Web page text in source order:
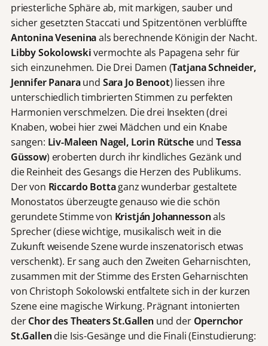
priesterliche Sphäre ab, mit markigen, sauber und
sicher gesetzten Staccati und Spitzentönen verblüffte
Antonina Veseninaals berechnende Königin der Nacht.
Libby Sokolowskivermochte als Papagena sehr für
sich einzunehmen. Die Drei Damen (Tatjana Schneider,
Jennifer Panaraund Sara Jo Benoot) liessen ihre
unterschiedlich timbrierten Stimmen zu perfekten
Harmonien verschmelzen. Die drei Insekten (drei
Knaben, wobei hier zwei Mädchen und ein Knabe
sangen: Liv-Maleen Nagel, Lorin Rütsche und Tessa
Güssow) eroberten durch ihr kindliches Gezänk und
die Reinheit des Gesangs die Herzen des Publikums.
Der von Riccardo Bottaganz wunderbar gestaltete
Monostatos überzeugte genauso wie die schön
gerundete Stimme von Kristján Johannessonals
Sprecher (diese wichtige, musikalisch weit in die
Zukunft weisende Szene wurde inszenatorisch etwas
verschenkt). Er sang auch den Zweiten Geharnischten,
zusammen mit der Stimme des Ersten Geharnischten
von Christoph Sokolowski entfaltete sich in der kurzen
Szene eine magische Wirkung. Prägnant intonierten
derChor des Theaters St.Gallenund der Opernchor
St.Gallendie Isis-Gesänge und die Finali (Einstudierung: